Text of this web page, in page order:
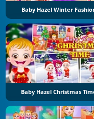
Baby Hazel Winter
Baby Hazel Christmas